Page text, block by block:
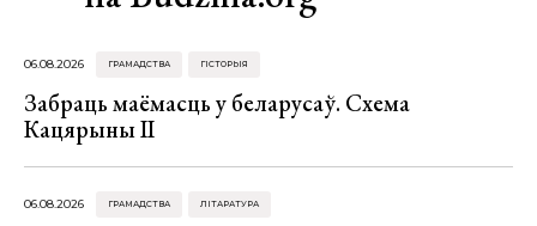
06.08.2026 ГРАМАДСТВА ГІСТОРЫЯ
Забраць маёмасць у беларусаў. Схема
Кацярыны ІІ
06.08.2026 ГРАМАДСТВА ЛІТАРАТУРА